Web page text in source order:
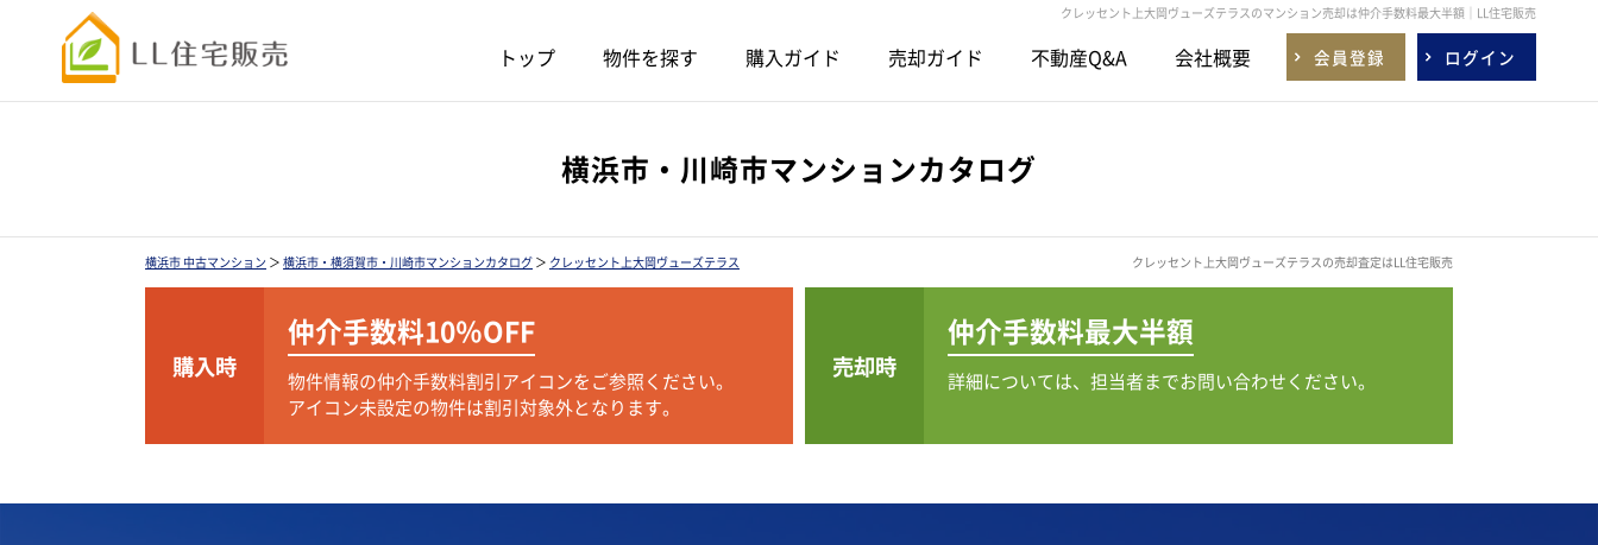
クレッセント上大岡ヴューズテラスのマンション売却は仲介手数料最大半額｜LL住宅販売
トップ 物件を探す 購入ガイド 売却ガイド 不動産Q&A 会社概要 会員登録 ログイン
横浜市・川崎市マンションカタログ
横浜市 中古マンション ＞ 横浜市・横須賀市・川崎市マンションカタログ ＞ クレッセント上大岡ヴューズテラス クレッセント上大岡ヴューズテラスの売却査定はLL住宅販売
購入時
仲介手数料10％OFF
物件情報の仲介手数料割引アイコンをご参照ください。
アイコン未設定の物件は割引対象外となります。
売却時
仲介手数料最大半額
詳細については、担当者までお問い合わせください。